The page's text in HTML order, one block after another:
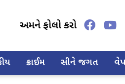
અમને ફોલો કરો
ક્રાઈમ સીને જગત